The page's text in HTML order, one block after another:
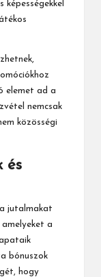
elemet ad a
nemcsak
közösségi
és
jutalmakat
a
bónuszok
hogy